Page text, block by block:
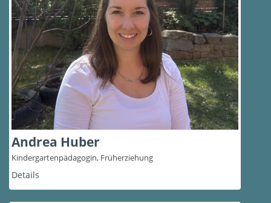
Andrea Huber
Kindergartenpädagogin, Früherziehung
Details